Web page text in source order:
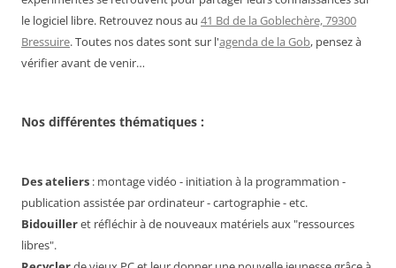
le logiciel libre. Retrouvez nous au 41 Bd de la Goblechère, 79300
Bressuire. Toutes nos dates sont sur l'agenda de la Gob, pensez à
vérifier avant de venir…
Nos différentes thématiques :
Des ateliers : montage vidéo - initiation à la programmation -
publication assistée par ordinateur - cartographie - etc.
Bidouilleret réfléchir à de nouveaux matériels aux "ressources
libres".